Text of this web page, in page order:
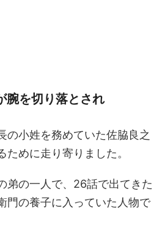
腕を切り落とされ
の小姓を務めていた佐脇良之
めに走り寄りました。
弟の一人で、26話で出てきた
門の養子に入っていた人物で